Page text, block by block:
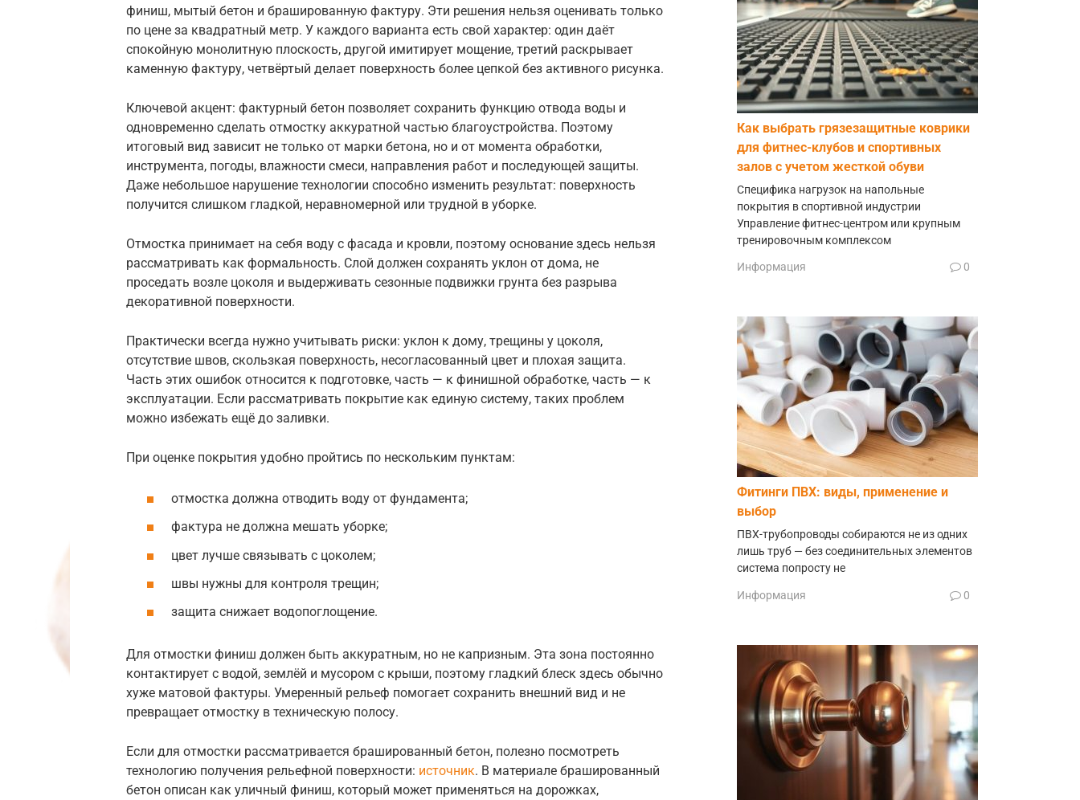
финиш, мытый бетон и брашированную фактуру. Эти решения нельзя оценивать только
по цене за квадратный метр. У каждого варианта есть свой характер: один даёт
спокойную монолитную плоскость, другой имитирует мощение, третий раскрывает
каменную фактуру, четвёртый делает поверхность более цепкой без активного рисунка.
Ключевой акцент: фактурный бетон позволяет сохранить функцию отвода воды и
одновременно сделать отмостку аккуратной частью благоустройства. Поэтому
итоговый вид зависит не только от марки бетона, но и от момента обработки,
инструмента, погоды, влажности смеси, направления работ и последующей защиты.
Даже небольшое нарушение технологии способно изменить результат: поверхность
получится слишком гладкой, неравномерной или трудной в уборке.
Отмостка принимает на себя воду с фасада и кровли, поэтому основание здесь нельзя
рассматривать как формальность. Слой должен сохранять уклон от дома, не
проседать возле цоколя и выдерживать сезонные подвижки грунта без разрыва
декоративной поверхности.
Практически всегда нужно учитывать риски: уклон к дому, трещины у цоколя,
отсутствие швов, скользкая поверхность, несогласованный цвет и плохая защита.
Часть этих ошибок относится к подготовке, часть — к финишной обработке, часть — к
эксплуатации. Если рассматривать покрытие как единую систему, таких проблем
можно избежать ещё до заливки.
При оценке покрытия удобно пройтись по нескольким пунктам:
отмостка должна отводить воду от фундамента;
фактура не должна мешать уборке;
цвет лучше связывать с цоколем;
швы нужны для контроля трещин;
защита снижает водопоглощение.
Для отмостки финиш должен быть аккуратным, но не капризным. Эта зона постоянно
контактирует с водой, землёй и мусором с крыши, поэтому гладкий блеск здесь обычно
хуже матовой фактуры. Умеренный рельеф помогает сохранить внешний вид и не
превращает отмостку в техническую полосу.
Если для отмостки рассматривается брашированный бетон, полезно посмотреть
технологию получения рельефной поверхности: источник. В материале брашированный
бетон описан как уличный финиш, который может применяться на дорожках,
Как выбрать грязезащитные коврики
для фитнес-клубов и спортивных
залов с учетом жесткой обуви
Специфика нагрузок на напольные
покрытия в спортивной индустрии
Управление фитнес-центром или крупным
тренировочным комплексом
Информация 0
Фитинги ПВХ: виды, применение и
выбор
ПВХ-трубопроводы собираются не из одних
лишь труб — без соединительных элементов
система попросту не
Информация 0